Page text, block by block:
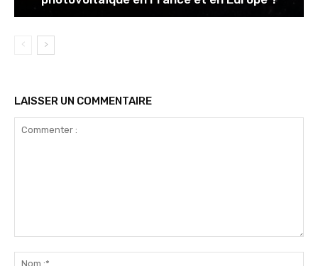
LAISSER UN COMMENTAIRE